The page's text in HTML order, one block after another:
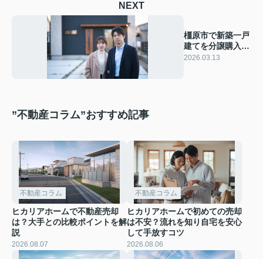
NEXT
橿原市で新築一戸
建てを分譲購入し
たい方必見！相場
2026.03.13
”不動産コラム”おすすめ記事
不動産コラム
ヒカリアホームで不動産売却
は？大手との比較ポイントを解
説
2026.08.07
不動産コラム
ヒカリアホームで初めての売却
は不安？流れを知り自宅を安心
して手放すコツ
2026.08.06